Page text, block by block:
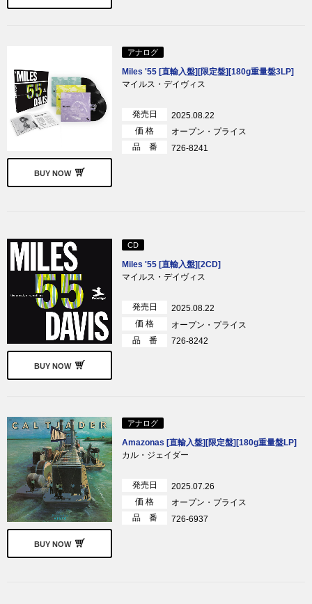
BUY NOW
アナログ
Miles '55 [直輸入盤][限定盤][180g重量盤3LP]
マイルス・デイヴィス
発売日
2025.08.22
価 格
オープン・プライス
品 番
726-8241
BUY NOW
CD
Miles '55 [直輸入盤][2CD]
マイルス・デイヴィス
発売日
2025.08.22
価 格
オープン・プライス
品 番
726-8242
BUY NOW
アナログ
Amazonas [直輸入盤][限定盤][180g重量盤LP]
カル・ジェイダー
発売日
2025.07.26
価 格
オープン・プライス
品 番
726-6937